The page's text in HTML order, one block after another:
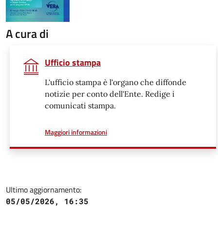
A cura di
Ufficio stampa
L'ufficio stampa è l'organo che diffonde
notizie per conto dell'Ente. Redige i
comunicati stampa.
Maggiori informazionia proposito di
Ultimo aggiornamento:
05/05/2026, 16:35